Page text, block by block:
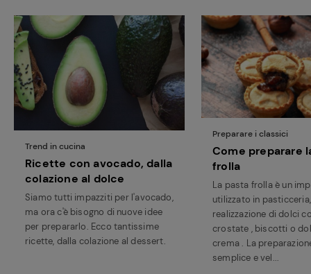
Trend in cucina
Ricette con avocado, dalla
colazione al dolce
Siamo tutti impazziti per l'avocado,
ma ora c'è bisogno di nuove idee
per prepararlo. Ecco tantissime
ricette, dalla colazione al dessert.
Preparare i classici
Come preparare
frolla
La pasta frolla è un
utilizzato in
realizzazione di dolci
crostate , biscotti o
crema . La
semplice e vel...